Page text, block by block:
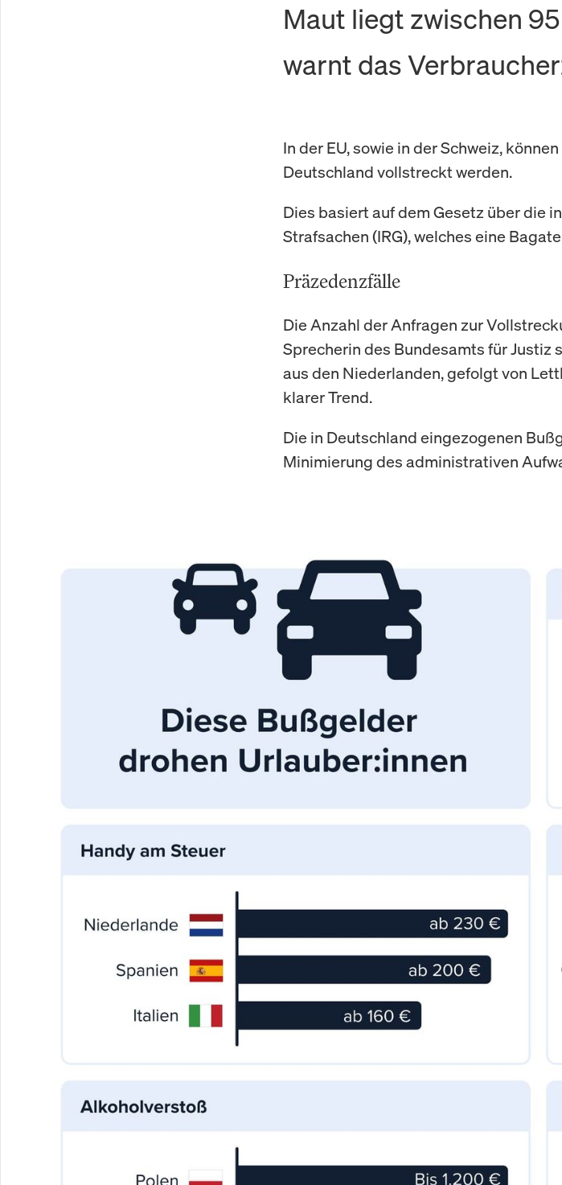
Maut liegt zwischen 95
warnt das
In der EU, sowie in der Schweiz,
Deutschland vollstreckt werden.
Dies basiert auf dem Gesetz über die
Strafsachen (IRG), welches eine
Präzedenzfälle
Die Anzahl der Anfragen zur
Sprecherin des Bundesamts für
aus den Niederlanden, gefolgt von
klarer Trend.
Die in Deutschland eingezogenen
Minimierung des administrativen